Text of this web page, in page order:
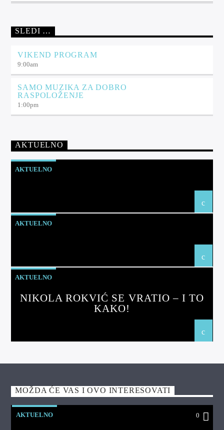
SLEDI …
VIKEND PROGRAM
9:00am
SAMO MUZIKA ZA DOBRO
RASPOLOŽENJE
1:00pm
AKTUELNO
AKTUELNO
AKTUELNO
AKTUELNO
NIKOLA ROKVIĆ SE VRATIO – I TO
KAKO!
MOŽDA ĆE VAS I OVO INTERESOVATI
AKTUELNO 0